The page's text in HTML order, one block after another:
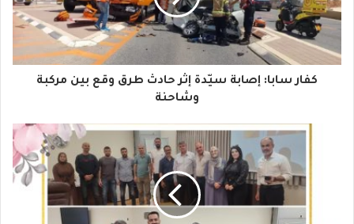
د
ا
كفار سابا: إصابة سيّدة إثر حادث طرق وقع بين مركبة
وشاحنة